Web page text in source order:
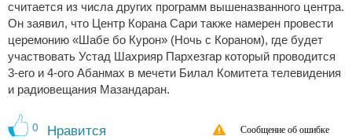
считается из числа других программ вышеназванного центра.
Он заявил, что Центр Корана Сари также намерен провести
церемонию «Шабе бо Курон» (Ночь с Кораном), где будет
участвовать Устад Шахрияр Пархезгар который проводится
3-его и 4-ого Абанмах в мечети Билал Комитета телевидения
и радиовещания Мазандаран.
0 Нравится Сообщение об ошибке